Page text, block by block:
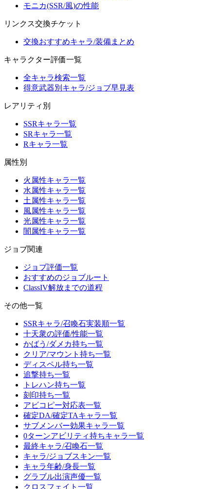
モニカ(SSR/風)の性能
リンクス交換チケット
交換おすすめキャラ/装備まとめ
キャラクター評価一覧
全キャラ検索一覧
得意武器別キャラ/ジョブ早見表
レアリティ別
SSRキャラ一覧
SRキャラ一覧
Rキャラ一覧
属性別
火属性キャラ一覧
水属性キャラ一覧
土属性キャラ一覧
風属性キャラ一覧
光属性キャラ一覧
闇属性キャラ一覧
ジョブ関連
ジョブ評価一覧
おすすめのジョブルート
ClassIV解放までの道程
その他一覧
SSRキャラ/召喚石実装順一覧
十天衆の評価/性能一覧
かばう/ダメカ持ち一覧
クリア/マウント持ち一覧
ディスペル持ち一覧
追撃持ち一覧
トレハン持ち一覧
刻印持ち一覧
アビコピー対応表一覧
確定DA/確定TAキャラ一覧
サブメンバー効果キャラ一覧
0ターンアビリティ持ちキャラ一覧
最終キャラ/召喚石一覧
キャラ/ジョブスキン一覧
キャラ年齢/身長一覧
グラブル出演声優一覧
クロスフェイト一覧